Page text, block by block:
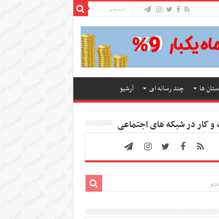
ها چند رسانه ای آرشیو
کار در شبکه های اجتماعی